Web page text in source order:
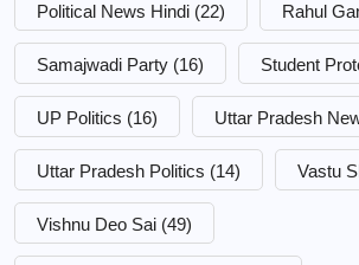
Political News Hindi (22) Rahul
Samajwadi Party (16) Student
UP Politics (16) Uttar Pradesh
Uttar Pradesh Politics (14) Vastu
Vishnu Deo Sai (49)